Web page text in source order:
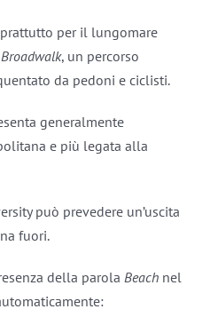
per il lungomare
, un percorso
da pedoni e ciclisti.
generalmente
e più legata alla
può prevedere un’uscita
fuori.
della parola Beachnel